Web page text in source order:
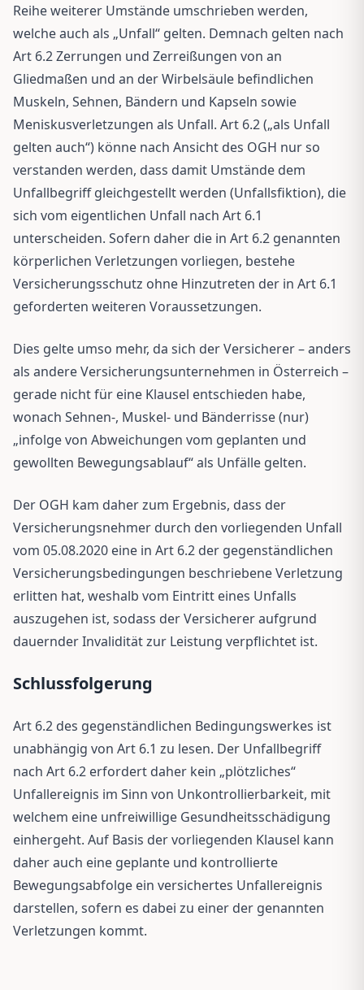
Reihe weiterer Umstände umschrieben werden,
welche auch als „Unfall“ gelten. Demnach gelten nach
Art 6.2 Zerrungen und Zerreißungen von an
Gliedmaßen und an der Wirbelsäule befindlichen
Muskeln, Sehnen, Bändern und Kapseln sowie
Meniskusverletzungen als Unfall. Art 6.2 („als Unfall
gelten auch“) könne nach Ansicht des OGH nur so
verstanden werden, dass damit Umstände dem
Unfallbegriff gleichgestellt werden (Unfallsfiktion), die
sich vom eigentlichen Unfall nach Art 6.1
unterscheiden. Sofern daher die in Art 6.2 genannten
körperlichen Verletzungen vorliegen, bestehe
Versicherungsschutz ohne Hinzutreten der in Art 6.1
geforderten weiteren Voraussetzungen.
Dies gelte umso mehr, da sich der Versicherer – anders
als andere Versicherungsunternehmen in Österreich –
gerade nicht für eine Klausel entschieden habe,
wonach Sehnen-, Muskel- und Bänderrisse (nur)
„infolge von Abweichungen vom geplanten und
gewollten Bewegungsablauf“ als Unfälle gelten.
Der OGH kam daher zum Ergebnis, dass der
Versicherungsnehmer durch den vorliegenden Unfall
vom 05.08.2020 eine in Art 6.2 der gegenständlichen
Versicherungsbedingungen beschriebene Verletzung
erlitten hat, weshalb vom Eintritt eines Unfalls
auszugehen ist, sodass der Versicherer aufgrund
dauernder Invalidität zur Leistung verpflichtet ist.
Schlussfolgerung
Art 6.2 des gegenständlichen Bedingungswerkes ist
unabhängig von Art 6.1 zu lesen. Der Unfallbegriff
nach Art 6.2 erfordert daher kein „plötzliches“
Unfallereignis im Sinn von Unkontrollierbarkeit, mit
welchem eine unfreiwillige Gesundheitsschädigung
einhergeht. Auf Basis der vorliegenden Klausel kann
daher auch eine geplante und kontrollierte
Bewegungsabfolge ein versichertes Unfallereignis
darstellen, sofern es dabei zu einer der genannten
Verletzungen kommt.